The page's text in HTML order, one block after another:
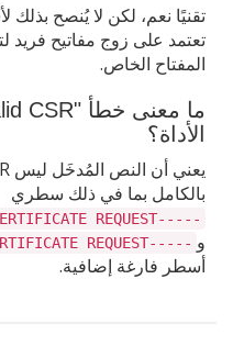
تقنيًا نعم، لكن لا يُنصح
تعتمد على زوج مفاتيح
المفتاح الخاص.
الأداة؟
بالكامل بما في ذلك سطري
-----BEGIN CERTIFICATE REQUEST-----
و -----END CERTIFICATE REQUEST-----
أسطر فارغة إضافية.